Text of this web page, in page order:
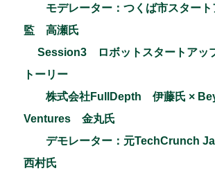
モデレーター：つくば市スタート
監 高瀬氏
Session3 ロボットスタートアッ
トーリー
株式会社FullDepth 伊藤氏 ×
Ventures 金丸氏
デモレーター：元TechCrunch
西村氏